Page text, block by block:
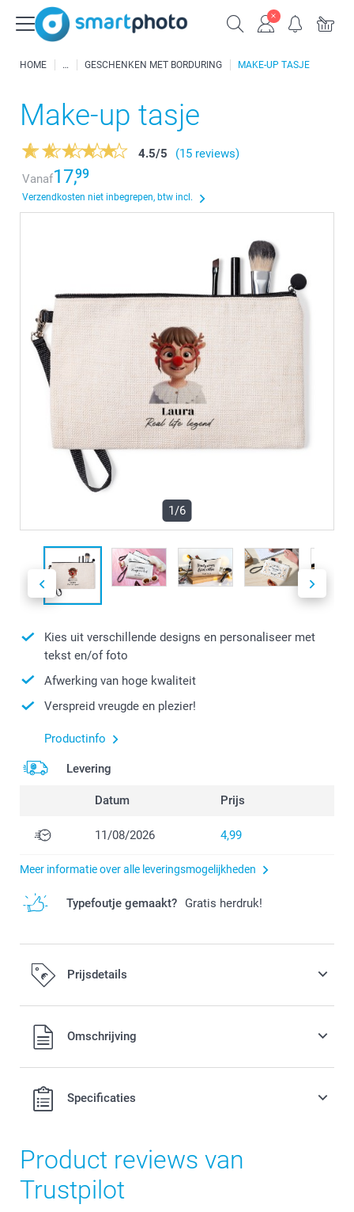
HOME GESCHENKEN MET BORDURING MAKE-UP TASJE
Make-up tasje
4.5/5
(15 reviews)
Vanaf17,99
Verzendkosten niet inbegrepen, btw incl.
1/6
Kies uit verschillende designs en personaliseer met
tekst en/of foto
Afwerking van hoge kwaliteit
Verspreid vreugde en plezier!
Productinfo
Levering
Datum Prijs
11/08/2026 4,99
Meer informatie over alle leveringsmogelijkheden
Typefoutje gemaakt? Gratis herdruk!
Prijsdetails
Alle prijzen zijn in EURO (€) inclusief BTW en exclusief
verzendkosten.Omschrijving
Specificaties
Product reviews van
Trustpilot